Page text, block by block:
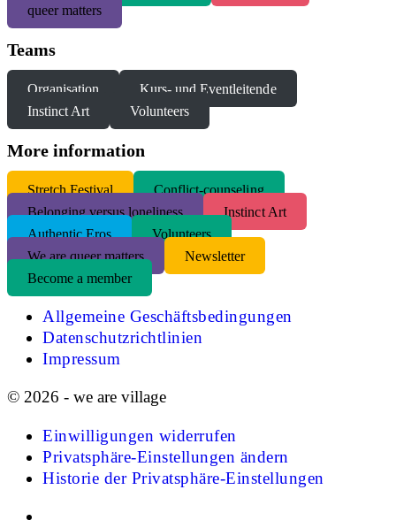
queer matters
Teams
Organisation
Kurs- und Eventleitende
Instinct Art
Volunteers
More information
Stretch Festival
Conflict-counseling
Belonging versus loneliness
Instinct Art
Authentic Eros
Volunteers
We are queer matters
Newsletter
Become a member
Allgemeine Geschäftsbedingungen
Datenschutzrichtlinien
Impressum
© 2026 - we are village
Einwilligungen widerrufen
Privatsphäre-Einstellungen ändern
Historie der Privatsphäre-Einstellungen